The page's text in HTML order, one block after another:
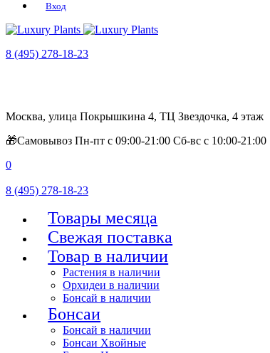
Вход
8 (495) 278-18-23
Москва, улица Покрышкина 4, ТЦ Звездочка, 4 этаж
🎁Самовывоз Пн-пт с 09:00-21:00 Сб-вс с 10:00-21:00
0
8 (495) 278-18-23
Товары месяца
Свежая поставка
Товар в наличии
Растения в наличии
Орхидеи в наличии
Бонсай в наличии
Бонсаи
Бонсай в наличии
Бонсаи Хвойные